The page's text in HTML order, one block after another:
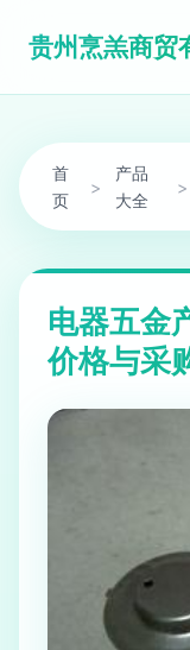
贵州烹羔商贸
首
页
>
产品
大全
>
电器五金
价格与采